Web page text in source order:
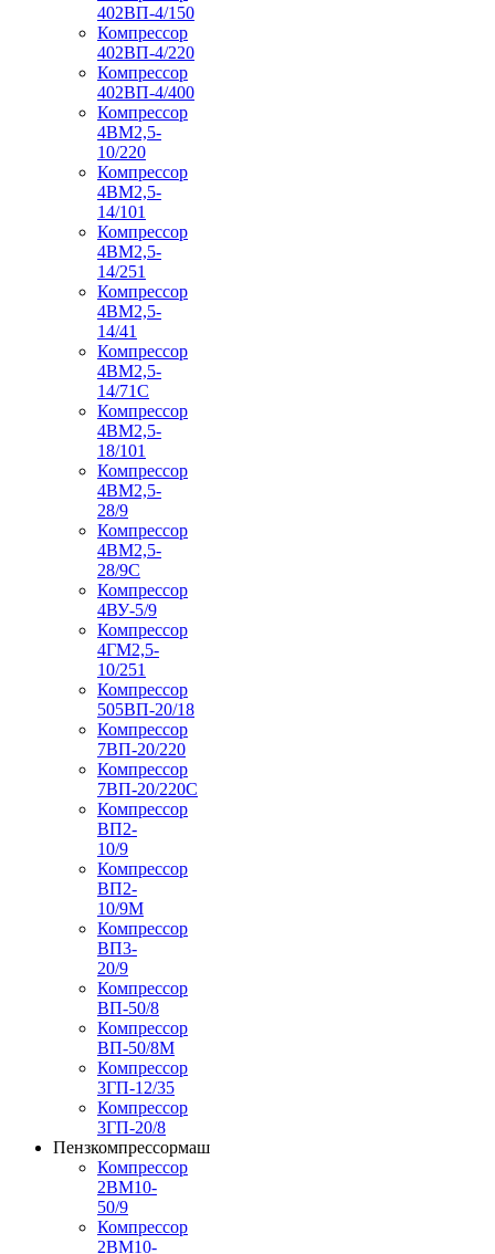
402ВП-4/150
Компрессор
402ВП-4/220
Компрессор
402ВП-4/400
Компрессор
4ВМ2,5-
10/220
Компрессор
4ВМ2,5-
14/101
Компрессор
4ВМ2,5-
14/251
Компрессор
4ВМ2,5-
14/41
Компрессор
4ВМ2,5-
14/71C
Компрессор
4ВМ2,5-
18/101
Компрессор
4ВМ2,5-
28/9
Компрессор
4ВМ2,5-
28/9С
Компрессор
4ВУ-5/9
Компрессор
4ГМ2,5-
10/251
Компрессор
505ВП-20/18
Компрессор
7ВП-20/220
Компрессор
7ВП-20/220С
Компрессор
ВП2-
10/9
Компрессор
ВП2-
10/9М
Компрессор
ВП3-
20/9
Компрессор
ВП-50/8
Компрессор
ВП-50/8М
Компрессор
3ГП-12/35
Компрессор
3ГП-20/8
Пензкомпрессормаш
Компрессор
2ВМ10-
50/9
Компрессор
2ВМ10-